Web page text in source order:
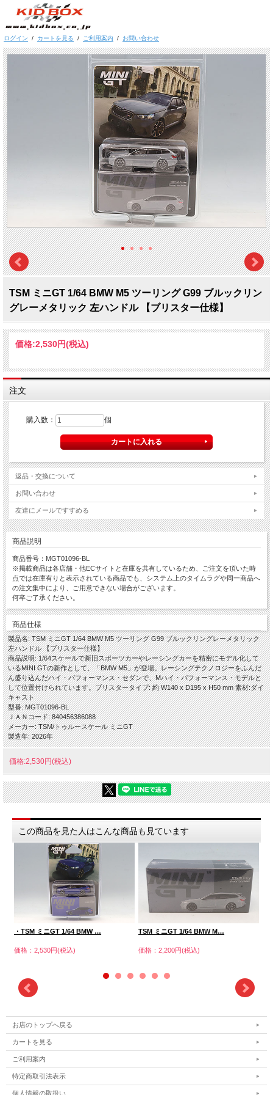
ログイン / カートを見る / ご利用案内 / お問い合わせ
TSM ミニGT 1/64 BMW M5 ツーリング G99 ブルックリン
グレーメタリック 左ハンドル 【ブリスター仕様】
価格:2,530円(税込)
注文
購入数： 個
返品・交換について
お問い合わせ
友達にメールですすめる
商品説明
商品番号：MGT01096-BL
※掲載商品は各店舗・他ECサイトと在庫を共有しているため、ご注文を頂いた時
点では在庫有りと表示されている商品でも、システム上のタイムラグや同一商品へ
の注文集中により、ご用意できない場合がございます。
何卒ご了承ください。
商品仕様
製品名: TSM ミニGT 1/64 BMW M5 ツーリング G99 ブルックリングレーメタリック
左ハンドル 【ブリスター仕様】
商品説明: 1/64スケールで新旧スポーツカーやレーシングカーを精密にモデル化して
いるMINI GTの新作として、「BMW M5」が登場。レーシングテクノロジーをふんだ
ん盛り込んだハイ・パフォーマンス・セダンで、Mハイ・パフォーマンス・モデルと
して位置付けられています。ブリスタータイプ: 約 W140 x D195 x H50 mm 素材:ダイ
キャスト
型番: MGT01096-BL
ＪＡＮコード: 840456386088
メーカー: TSM/トゥルースケール ミニGT
製造年: 2026年
価格:2,530円(税込)
この商品を見た人はこんな商品も見ています
・TSM ミニGT 1/64 BMW …
価格：2,530円(税込)
TSM ミニGT 1/64 BMW M…
価格：2,200円(税込)
お店のトップへ戻る
カートを見る
ご利用案内
特定商取引法表示
個人情報の取扱い